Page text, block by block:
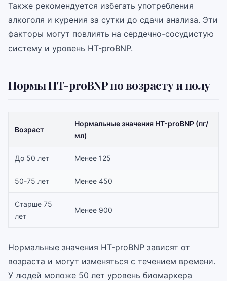
Также рекомендуется избегать употребления
алкоголя и курения за сутки до сдачи анализа. Эти
факторы могут повлиять на сердечно-сосудистую
систему и уровень НТ-proBNP.
Нормы НТ-proBNP по возрасту и полу
Возраст
Нормальные значения НТ-proBNP (пг/
мл)
До 50 лет Менее 125
50-75 лет Менее 450
Старше 75
лет
Менее 900
Нормальные значения НТ-proBNP зависят от
возраста и могут изменяться с течением времени.
У людей моложе 50 лет уровень биомаркера